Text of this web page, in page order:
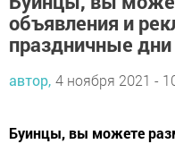
объявления и
праздничные дни
автор, 4 ноября 2021 -
Буинцы, вы можете